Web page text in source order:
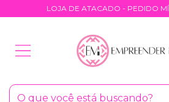
LOJA DE ATACADO - PEDIDO